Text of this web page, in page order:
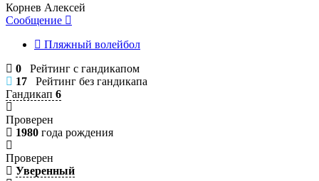
Корнев Алексей
Сообщение
Пляжный волейбол
0 Рейтинг с гандикапом
17 Рейтинг без гандикапа
Гандикап 6
Проверен
1980 года рождения
Проверен
Уверенный